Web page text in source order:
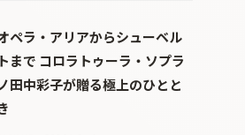
ペラ・アリアからシューベル
トまで コロラトゥーラ・ソプラ
田中彩子が贈る極上のひとと